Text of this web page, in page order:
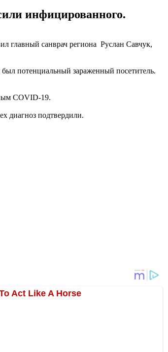
инфицированного.
главный санврач региона Руслан Савчук,
потенциальный зараженный посетитель.
COVID-19.
диагноз подтвердили.